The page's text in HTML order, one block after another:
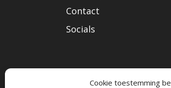
Cookie toestemming
Contact
Socials